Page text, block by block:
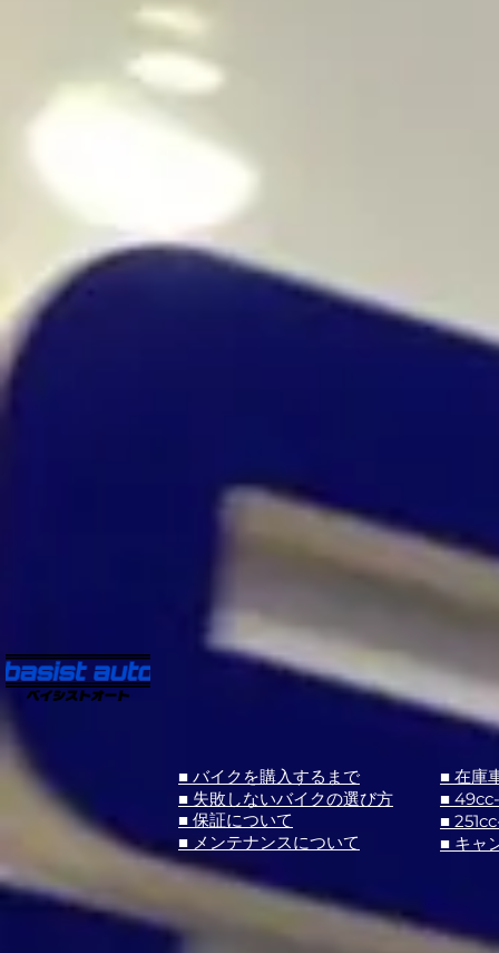
■ バイクを購入するまで
■ 失敗しないバイクの選び方
■ 保証について
■ メンテナンスについて
■ 在庫
■
■
■ キャ